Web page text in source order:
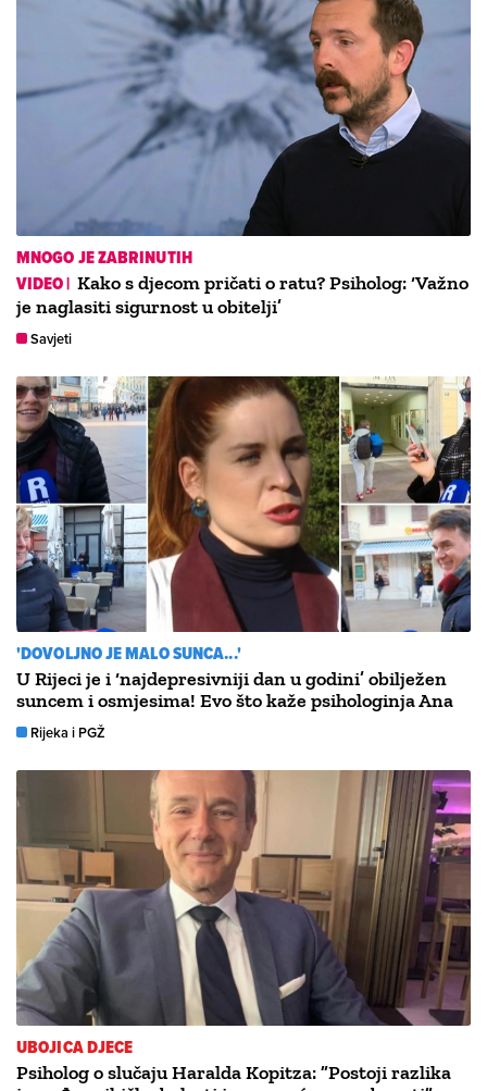
MNOGO JE ZABRINUTIH
VIDEO | Kako s djecom pričati o ratu? Psiholog: ‘Važno
je naglasiti sigurnost u obitelji’
Savjeti
'DOVOLJNO JE MALO SUNCA...'
U Rijeci je i ‘najdepresivniji dan u godini’ obilježen
suncem i osmjesima! Evo što kaže psihologinja Ana
Rijeka i PGŽ
UBOJICA DJECE
Psiholog o slučaju Haralda Kopitza: ”Postoji razlika